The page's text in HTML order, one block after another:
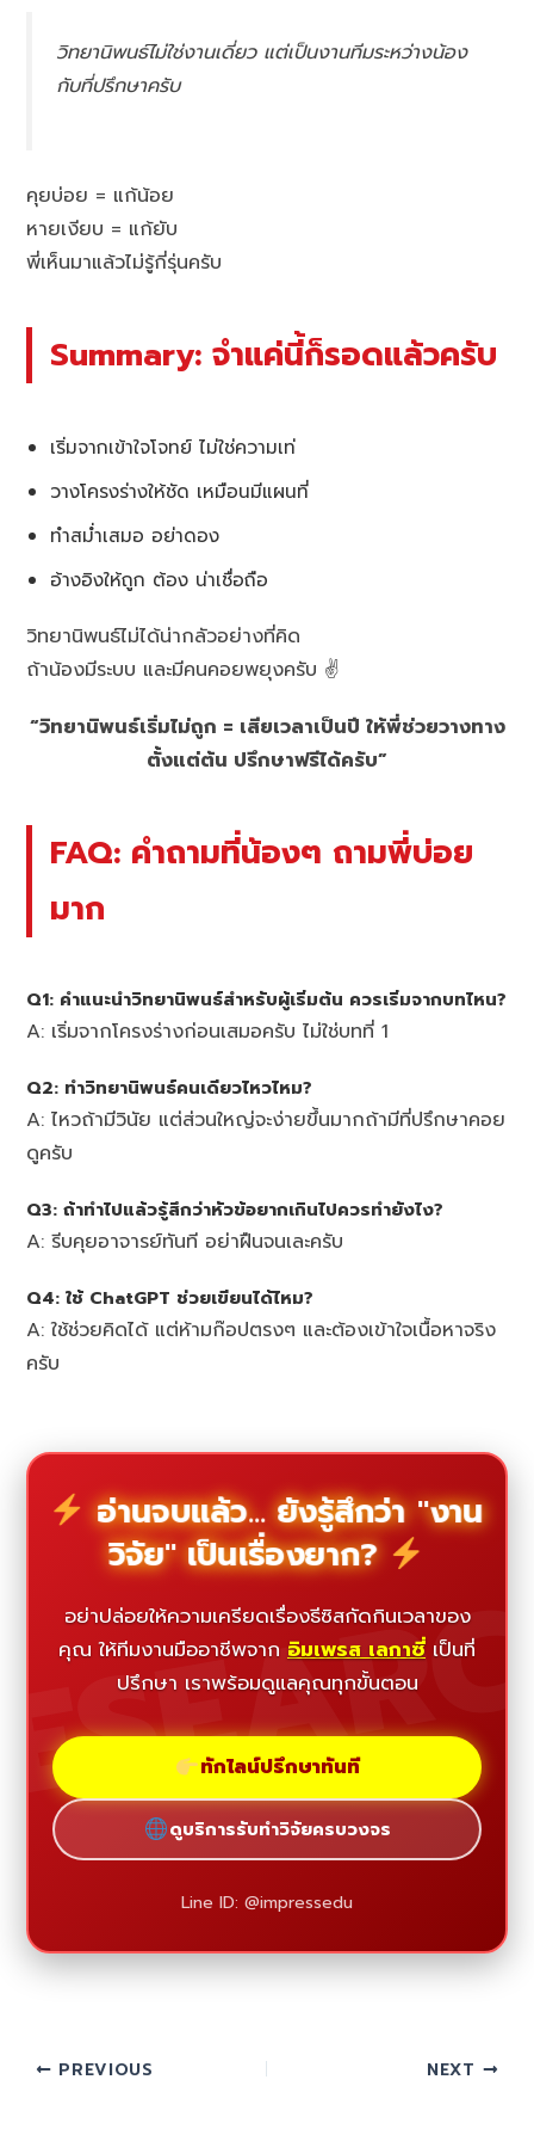
วิทยานิพนธ์ไม่ใช่งานเดี่ยว แต่เป็นงานทีมระหว่างน้อง
กับที่ปรึกษาครับ
คุยบ่อย = แก้น้อย
หายเงียบ = แก้ยับ
พี่เห็นมาแล้วไม่รู้กี่รุ่นครับ
Summary: จำแค่นี้ก็รอดแล้วครับ
เริ่มจากเข้าใจโจทย์ ไม่ใช่ความเท่
วางโครงร่างให้ชัด เหมือนมีแผนที่
ทำสม่ำเสมอ อย่าดอง
อ้างอิงให้ถูก ต้อง น่าเชื่อถือ
วิทยานิพนธ์ไม่ได้น่ากลัวอย่างที่คิด
ถ้าน้องมีระบบ และมีคนคอยพยุงครับ ✌️
“วิทยานิพนธ์เริ่มไม่ถูก = เสียเวลาเป็นปี ให้พี่ช่วยวางทาง
ตั้งแต่ต้น ปรึกษาฟรีได้ครับ”
FAQ: คำถามที่น้องๆ ถามพี่บ่อย
มาก
Q1: คำแนะนำวิทยานิพนธ์สำหรับผู้เริ่มต้น ควรเริ่มจากบทไหน?
A: เริ่มจากโครงร่างก่อนเสมอครับ ไม่ใช่บทที่ 1
Q2: ทำวิทยานิพนธ์คนเดียวไหวไหม?
A: ไหวถ้ามีวินัย แต่ส่วนใหญ่จะง่ายขึ้นมากถ้ามีที่ปรึกษาคอย
ดูครับ
Q3: ถ้าทำไปแล้วรู้สึกว่าหัวข้อยากเกินไปควรทำยังไง?
A: รีบคุยอาจารย์ทันที อย่าฝืนจนเละครับ
Q4: ใช้ ChatGPT ช่วยเขียนได้ไหม?
A: ใช้ช่วยคิดได้ แต่ห้ามก๊อปตรงๆ และต้องเข้าใจเนื้อหาจริง
ครับ
อ่านจบแล้ว... ยังรู้สึกว่า "งาน
วิจัย" เป็นเรื่องยาก?
อย่าปล่อยให้ความเครียดเรื่องธีซิสกัดกินเวลาของ
คุณ ให้ทีมงานมืออาชีพจาก อิมเพรส เลกาซี่ เป็นที่
ปรึกษา เราพร้อมดูแลคุณทุกขั้นตอน
ทักไลน์ปรึกษาทันที
ดูบริการรับทำวิจัยครบวงจร
Line ID: @impressedu
PREVIOUS NEXT